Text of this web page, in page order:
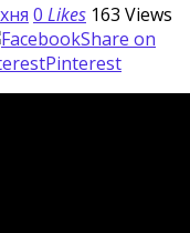
0 Likes 163 Views
Share on
Pinterest